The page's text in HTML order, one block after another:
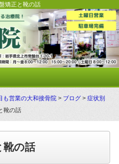
矯正と靴の話
も営業の大和接骨院 > ブログ >症状別
靴の話
靴の話